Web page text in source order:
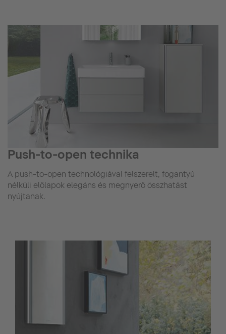
Push-to-open technika
A push-to-open technológiával felszerelt, fogantyú
nélküli előlapok elegáns és megnyerő összhatást
nyújtanak.